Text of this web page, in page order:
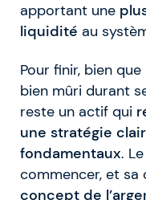
apportant une
liquidité au
Pour finir, bien
bien mûri durant
reste un actif qui
une stratégie
fondamentaux.
commencer, et sa
concept de